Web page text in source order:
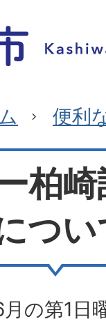
便利
柏
つい
月の第1日